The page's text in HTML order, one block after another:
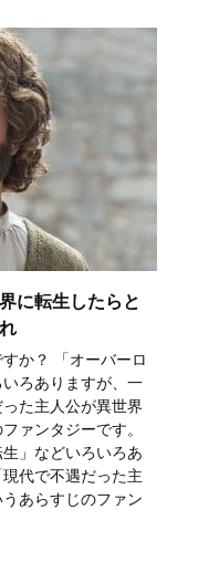
に転生したらと
か？ 「オーバーロ
ろありますが、一
た主人公が異世界
ァンタジーです。
」などいろいろあ
代で不遇だった主
あらすじのファン